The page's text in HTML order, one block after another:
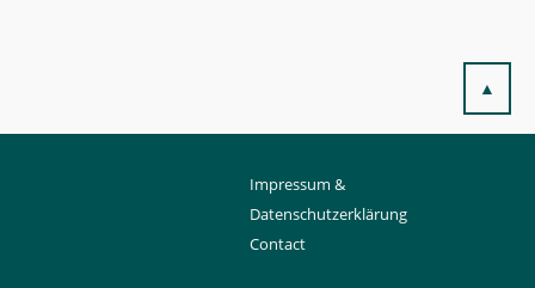
▲
Impressum &
Datenschutzerklärung
Contact